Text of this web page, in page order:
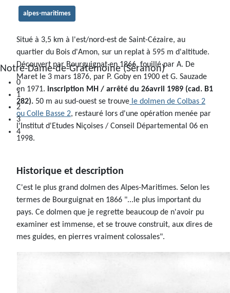
0
1
2
3
4
alpes-maritimes
Situé à 3,5 km à l'est/nord-est de Saint-Cézaire, au
quartier du Bois d'Amon, sur un replat à 595 m d'altitude.
Découvert par Bourguignat en 1866, fouillé par A. De
Maret le 3 mars 1876, par P. Goby en 1900 et G. Sauzade
en 1971. inscription MH / arrêté du 26avril 1989 (cad. B1
282). 50 m au sud-ouest se trouve le dolmen de Colbas 2
ou Colle Basse 2, restauré lors d'une opération menée par
l'Institut d'Etudes Niçoises / Conseil Départemental 06 en
1998.
Historique et description
C'est le plus grand dolmen des Alpes-Maritimes. Selon les
termes de Bourguignat en 1866 "...le plus important du
pays. Ce dolmen que je regrette beaucoup de n'avoir pu
examiner est immense, et se trouve construit, aux dires de
mes guides, en pierres vraiment colossales".